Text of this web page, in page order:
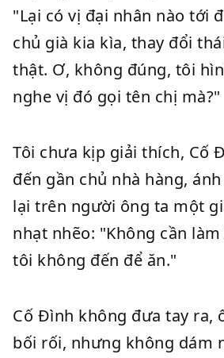
"Lại có vị đại nhân nào tới
chủ già kia kìa, thay đổi
thật. Ơ, không đúng, tôi
nghe vị đó gọi tên chị mà?"
Tôi chưa kịp giải thích, Cố
đến gần chủ nhà hàng,
lại trên người ông ta một
nhạt nhẽo: "Không cần
tôi không đến để ăn."
Cố Đình không đưa tay ra,
bối rối, nhưng không dám